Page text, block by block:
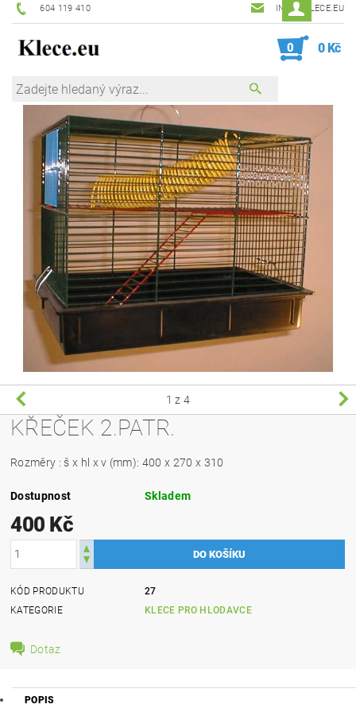
604 119 410 INFO@KLECE.EU
0 0 Kč
1 z 4
KŘEČEK 2.PATR.
Rozměry : š x hl x v (mm): 400 x 270 x 310
Dostupnost Skladem
400 Kč
KÓD PRODUKTU
27
KATEGORIE
KLECE PRO HLODAVCE
Dotaz
POPIS